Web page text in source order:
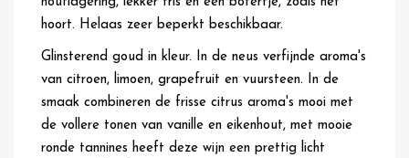
hoort. Helaas zeer beperkt beschikbaar.
Glinsterend goud in kleur. In de neus verfijnde aroma's
van citroen, limoen, grapefruit en vuursteen. In de
smaak combineren de frisse citrus aroma's mooi met
de vollere tonen van vanille en eikenhout, met mooie
ronde tannines heeft deze wijn een prettig licht